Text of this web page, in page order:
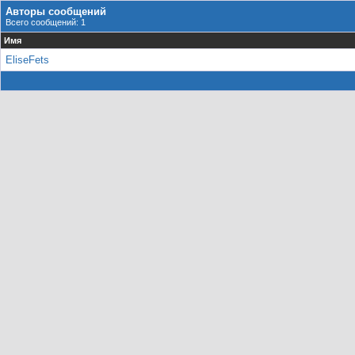
Авторы сообщений
Всего сообщений: 1
Имя
EliseFets